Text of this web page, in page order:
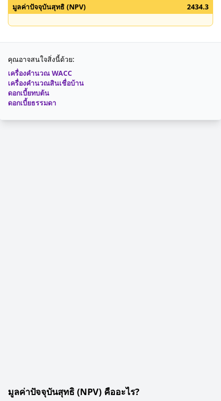
มูลค่าปัจจุบันสุทธิ (NPV)
2434.3
คุณอาจสนใจสิ่งนี้ด้วย:
เครื่องคำนวณ WACC
เครื่องคำนวณสินเชื่อบ้าน
ดอกเบี้ยทบต้น
ดอกเบี้ยธรรมดา
มูลค่าปัจจุบันสุทธิ (NPV) คืออะไร?